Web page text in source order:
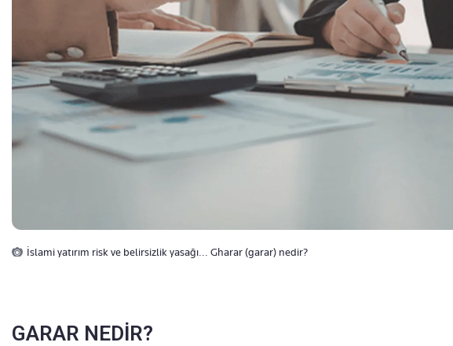
İslami yatırım risk ve belirsizlik yasağı... Gharar (garar) nedir?
GARAR NEDİR?